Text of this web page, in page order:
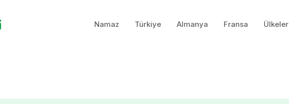
Namaz Türkiye Almanya Fransa Ülkeler